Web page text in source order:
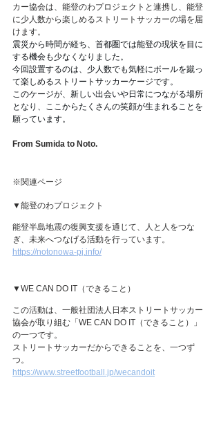
カー協会は、能登のわプロジェクトと連携し、能登
に少人数から楽しめるストリートサッカーの場を届
けます。
震災から時間が経ち、首都圏では能登の現状を目に
する機会も少なくなりました。
今回設置するのは、少人数でも気軽にボールを蹴っ
て楽しめるストリートサッカーケージです。
このケージが、新しい出会いや日常につながる場所
となり、ここからたくさんの笑顔が生まれることを
願っています。
From Sumida to Noto.
※関連ページ
▼能登のわプロジェクト
能登半島地震の復興支援を通じて、人と人をつな
ぎ、未来へつなげる活動を行っています。
https://notonowa-pj.info/
▼WE CAN DO IT（できること）
この活動は、一般社団法人日本ストリートサッカー
協会が取り組む「WE CAN DO IT（できること）」
の一つです。
ストリートサッカーだからできることを、一つず
つ。
https://www.streetfootball.jp/wecandoit